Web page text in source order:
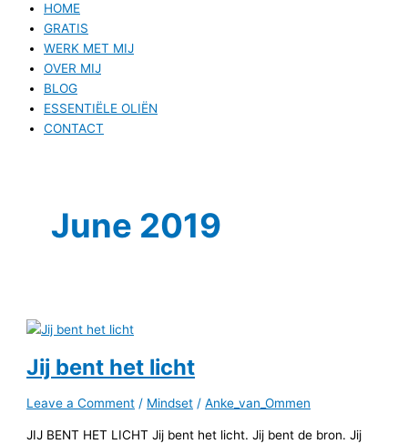
HOME
GRATIS
WERK MET MIJ
OVER MIJ
BLOG
ESSENTIËLE OLIËN
CONTACT
June 2019
Jij bent het licht
Leave a Comment / Mindset /Anke_van_Ommen
JIJ BENT HET LICHT Jij bent het licht. Jij bent de bron. Jij